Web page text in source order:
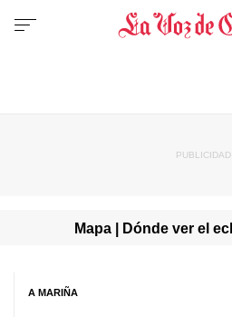
Mapa | Dónde ver el
A MARIÑA